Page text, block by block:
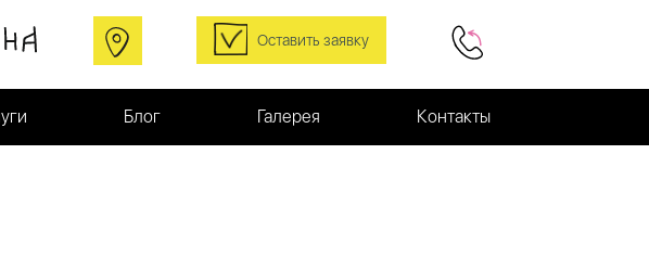
Оставить заявку
Блог Галерея Контакты